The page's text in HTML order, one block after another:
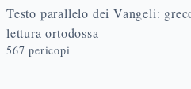
Testo parallelo dei Vangeli:
lettura ortodossa
567 pericopi